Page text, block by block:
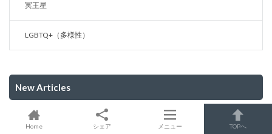
冥王星
LGBTQ+（多様性）
New Articles
人生相談＆有名人のホロスコープ
Home シェア メニュー TOPへ